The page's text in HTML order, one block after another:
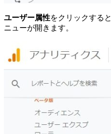
ユーザー属性をクリックすると
ニューが開きます。